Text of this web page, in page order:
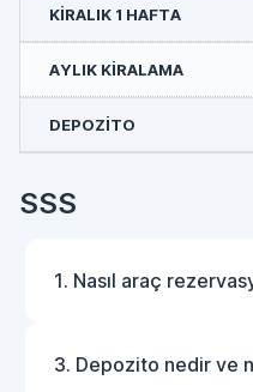
SSS
1. Nasıl araç
3. Depozito nedir ve